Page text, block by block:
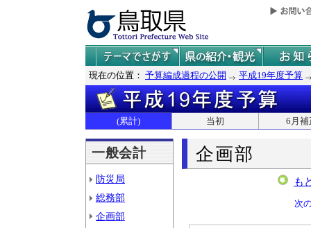
現在の位置： 予算編成過程の公開 平成19年度予算
(累計) 当初 6月補
一般会計
防災局
総務部
企画部
企画部
も
次